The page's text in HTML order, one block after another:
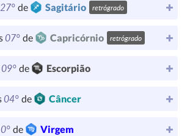
27° de Sagitário retrógrado
07° de Capricórnio retrógrado
09° de Escorpião
04° de Câncer
de Virgem